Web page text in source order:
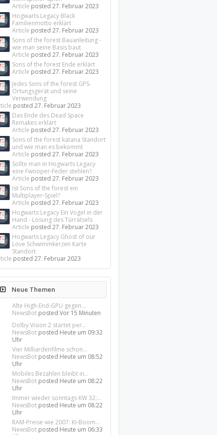
Article posted27. Februar 2023
Hogwarts Legacy Black
Familienmotto erklärt
Article posted27. Februar 2023
Sons of the forest Bauanleitung -
wie man seine Basis baut
Article posted27. Februar 2023
Sons of the forest Ende erklärt
Article posted27. Februar 2023
Jedes Sons of the forest GPS-
Ortungsgerät und seine
Verwendung
posted27. Februar 2023
Das Ende des Dead Space
Remakes erklärt
Article posted27. Februar 2023
Sons of the forest katana Standort
und wie man es bekommt
Article posted27. Februar 2023
Sollte man in Hogwarts Legacy
eine Fwooper-Feder stehlen?
Article posted27. Februar 2023
Ist Sons of the forest ein
Multiplayer-Spiel?
Article posted27. Februar 2023
Hogwarts Legacy Ein Vogel in der
Hand - Lösung des Türrätsels
Article posted27. Februar 2023
Hogwarts Legacy Ghost of our
Love Schwimmkerzen Karte
Standort
posted27. Februar 2023
Neue Themen
Alte High-End-GPU gegen...
NewsBot postedVor 15 Minuten
Dolby Vision 2 startet per...
NewsBot posted Heute um 09:32
Uhr
Vier Milliardenfilme schon...
NewsBot posted Heute um 08:52
Uhr
Mobiles Bezahlen bleibt in...
NewsBot posted Heute um 08:22
Uhr
Immer wieder sonntags KW 32:...
NewsBot posted Heute um 08:22
Uhr
RAM-Preise wie 2007: KI-Boom...
NewsBot posted Heute um 06:33